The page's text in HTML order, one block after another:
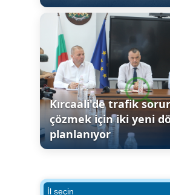
Kırcaali'de trafik
çözmek için iki yeni
planlanıyor